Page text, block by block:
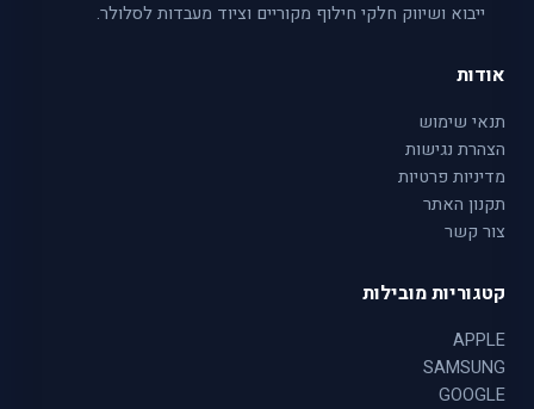
ייבוא ושיווק חלקי חילוף מקוריים וציוד מעבדות לסלולר.
אודות
תנאי שימוש
הצהרת נגישות
מדיניות פרטיות
תקנון האתר
צור קשר
קטגוריות מובילות
APPLE
SAMSUNG
GOOGLE